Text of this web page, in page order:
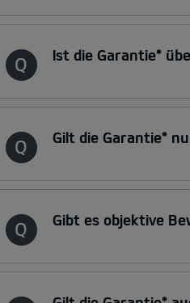
Ist die Garantie*
Gilt die Garantie*
Gibt es objektive